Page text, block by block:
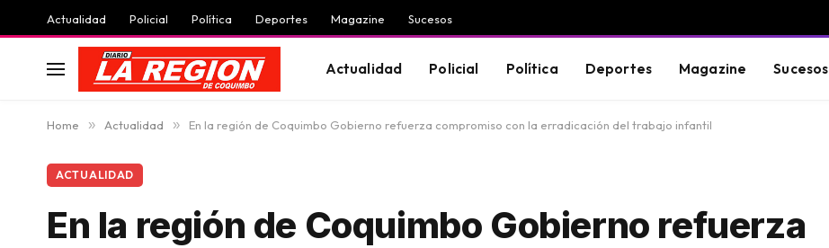
Actualidad Policial Política Deportes Magazine Sucesos
Actualidad Policial Política Deportes Magazine Sucesos
Home » Actualidad » En la región de Coquimbo Gobierno refuerza compromiso con la erradicación del trabajo infantil
ACTUALIDAD
En la región de Coquimbo Gobierno refuerza